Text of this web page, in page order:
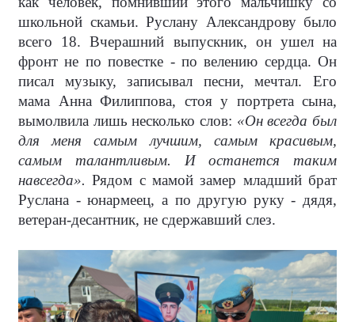
школьной скамьи. Руслану Александрову было
всего 18. Вчерашний выпускник, он ушел на
фронт не по повестке - по велению сердца. Он
писал музыку, записывал песни, мечтал. Его
мама Анна Филиппова, стоя у портрета сына,
вымолвила лишь несколько слов: «Он всегда был
для меня самым лучшим, самым красивым,
самым талантливым. И останется таким
навсегда». Рядом с мамой замер младший брат
Руслана - юнармеец, а по другую руку - дядя,
ветеран-десантник, не сдержавший слез.